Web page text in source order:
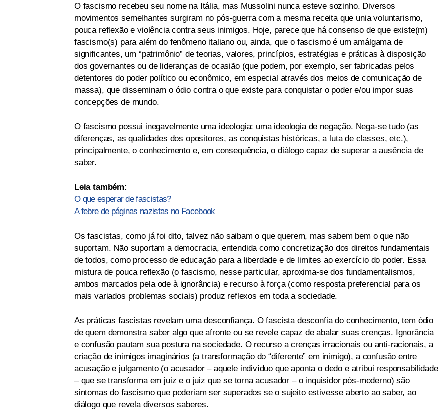
O fascismo recebeu seu nome na Itália, mas Mussolini nunca esteve sozinho. Diversos
movimentos semelhantes surgiram no pós-guerra com a mesma receita que unia voluntarismo,
pouca reflexão e violência contra seus inimigos. Hoje, parece que há consenso de que existe(m)
fascismo(s) para além do fenômeno italiano ou, ainda, que o fascismo é um amálgama de
significantes, um “patrimônio” de teorias, valores, princípios, estratégias e práticas à disposição
dos governantes ou de lideranças de ocasião (que podem, por exemplo, ser fabricadas pelos
detentores do poder político ou econômico, em especial através dos meios de comunicação de
massa), que disseminam o ódio contra o que existe para conquistar o poder e/ou impor suas
concepções de mundo.
O fascismo possui inegavelmente uma ideologia: uma ideologia de negação. Nega-se tudo (as
diferenças, as qualidades dos opositores, as conquistas históricas, a luta de classes, etc.),
principalmente, o conhecimento e, em consequência, o diálogo capaz de superar a ausência de
saber.
Leia também:
O que esperar de fascistas?
A febre de páginas nazistas no Facebook
Os fascistas, como já foi dito, talvez não saibam o que querem, mas sabem bem o que não
suportam. Não suportam a democracia, entendida como concretização dos direitos fundamentais
de todos, como processo de educação para a liberdade e de limites ao exercício do poder. Essa
mistura de pouca reflexão (o fascismo, nesse particular, aproxima-se dos fundamentalismos,
ambos marcados pela ode à ignorância) e recurso à força (como resposta preferencial para os
mais variados problemas sociais) produz reflexos em toda a sociedade.
As práticas fascistas revelam uma desconfiança. O fascista desconfia do conhecimento, tem ódio
de quem demonstra saber algo que afronte ou se revele capaz de abalar suas crenças. Ignorância
e confusão pautam sua postura na sociedade. O recurso a crenças irracionais ou anti-racionais, a
criação de inimigos imaginários (a transformação do “diferente” em inimigo), a confusão entre
acusação e julgamento (o acusador – aquele indivíduo que aponta o dedo e atribui responsabilidade
– que se transforma em juiz e o juiz que se torna acusador – o inquisidor pós-moderno) são
sintomas do fascismo que poderiam ser superados se o sujeito estivesse aberto ao saber, ao
diálogo que revela diversos saberes.